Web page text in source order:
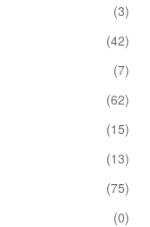
(3)
(42)
(7)
(62)
(15)
(13)
(75)
(0)